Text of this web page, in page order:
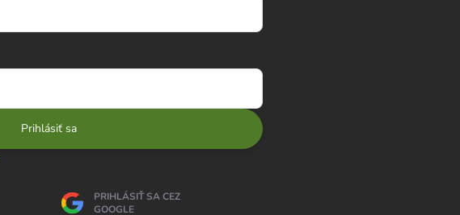
Prihlásiť sa
PRIHLÁSIŤ SA CEZ
GOOGLE